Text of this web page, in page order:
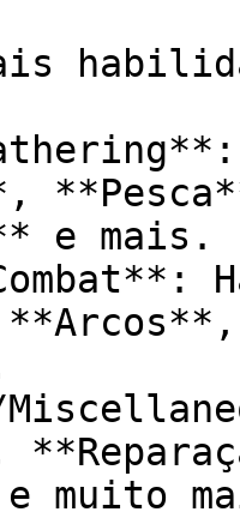
e mais.
muito